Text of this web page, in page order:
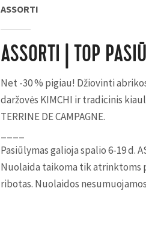
ASSORTI
ASSORTI | TOP
Net -30 % pigiau! Džiovinti
daržovės KIMCHI ir tradicinis
TERRINE DE CAMPAGNE.
Pasiūlymas galiojaspalio 6-19 d.
Nuolaida taikoma tik atrinktoms
ribotas. Nuolaidos